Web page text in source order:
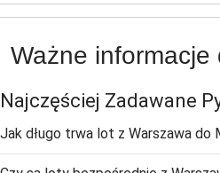
Ważne informacje
Najczęściej Zadawane
Jak długo trwa lot z Warszawa do